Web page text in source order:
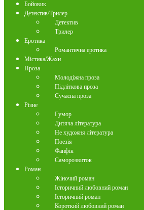
Бойовик
Детектив/Трилер
Детектив
Трилер
Еротика
Романтична еротика
Містика/Жахи
Проза
Молодіжна проза
Підліткова проза
Сучасна проза
Різне
Гумор
Дитяча література
Не художня література
Поезія
Фанфік
Саморозвиток
Роман
Жіночий роман
Історичний любовний роман
Історичний роман
Короткий любовний роман